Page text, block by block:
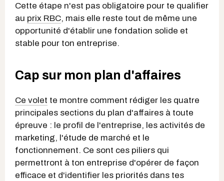
Cette étape n'est pas obligatoire pour te qualifier
au prix RBC, mais elle reste tout de même une
opportunité d'établir une fondation solide et
stable pour ton entreprise.
Cap sur mon plan d'affaires
Ce volet te montre comment rédiger les quatre
principales sections du plan d'affaires à toute
épreuve : le profil de l'entreprise, les activités de
marketing, l'étude de marché et le
fonctionnement. Ce sont ces piliers qui
permettront à ton entreprise d'opérer de façon
efficace et d'identifier les priorités dans tes